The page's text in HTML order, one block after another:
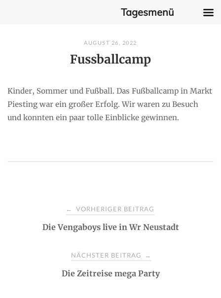
AUGUST 26, 2022
Fussballcamp
Kinder, Sommer und Fußball. Das Fußballcamp in Markt
Piesting war ein großer Erfolg. Wir waren zu Besuch
und konnten ein paar tolle Einblicke gewinnen.
← VORHERIGER BEITRAG
Die Vengaboys live in Wr Neustadt
NÄCHSTER BEITRAG →
Die Zeitreise mega Party
Tagesmenü